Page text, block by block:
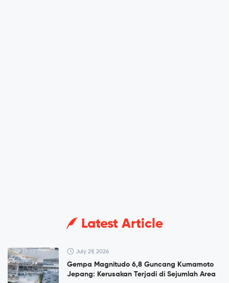
Latest Article
July 29, 2026
Gempa Magnitudo 6,8 Guncang Kumamoto
Jepang: Kerusakan Terjadi di Sejumlah Area